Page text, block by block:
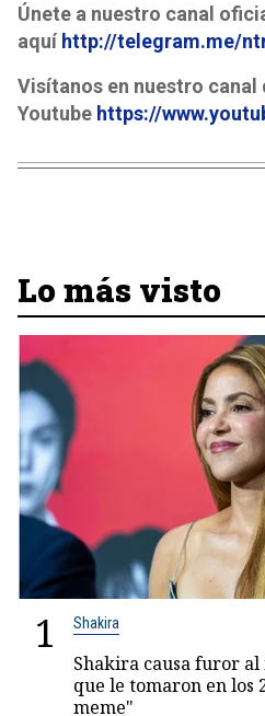
Únete a nuestro canal
aquí http://telegram.me/
Visítanos en nuestro canal
Youtube https://
Lo más visto
1 Shakira
Shakira causa furor
que le tomaron en los
meme"